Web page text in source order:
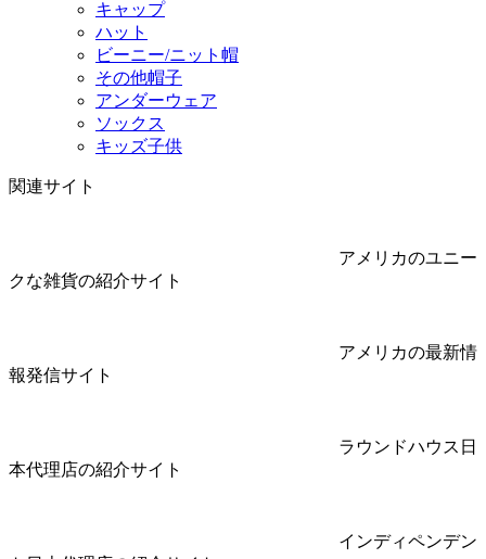
キャップ
ハット
ビーニー/ニット帽
その他帽子
アンダーウェア
ソックス
キッズ子供
関連サイト
アメリカのユニー
クな雑貨の紹介サイト
アメリカの最新情
報発信サイト
ラウンドハウス日
本代理店の紹介サイト
インディペンデン